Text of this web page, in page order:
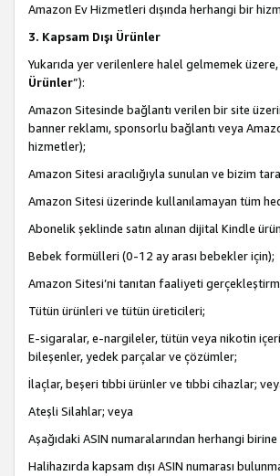
Amazon Ev Hizmetleri dışında herhangi bir
3. Kapsam Dışı Ürünler
Yukarıda yer verilenlere halel gelmemek
Ürünler”):
Amazon Sitesinde bağlantı verilen bir site
banner reklamı, sponsorlu bağlantı veya
hizmetler);
Amazon Sitesi aracılığıyla sunulan ve bizim
Amazon Sitesi üzerinde kullanılamayan tüm
Abonelik şeklinde satın alınan dijital Kindle
Bebek formülleri (0-12 ay arası bebekler için);
Amazon Sitesi’ni tanıtan faaliyeti
Tütün ürünleri ve tütün üreticileri;
E-sigaralar, e-nargileler, tütün veya nikotin
bileşenler, yedek parçalar ve çözümler;
İlaçlar, beşeri tıbbi ürünler ve tıbbi cihazlar;
Ateşli Silahlar; veya
Aşağıdaki ASIN numaralarından herhangi
Halihazırda kapsam dışı ASIN numarası